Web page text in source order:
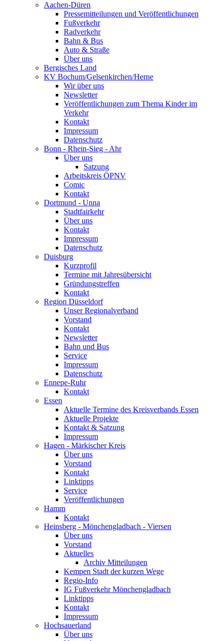
Aachen-Düren
Pressemitteilungen und Veröffentlichungen
Fußverkehr
Radverkehr
Bahn & Bus
Auto & Straße
Über uns
Bergisches Land
KV Bochum/Gelsenkirchen/Herne
Wir über uns
Newsletter
Veröffentlichungen zum Thema Kinder im
Verkehr
Kontakt
Impressum
Datenschutz
Bonn - Rhein-Sieg - Ahr
Über uns
Satzung
Arbeitskreis ÖPNV
Comic
Kontakt
Dortmund - Unna
Stadtfairkehr
Über uns
Kontakt
Impressum
Datenschutz
Duisburg
Kurzprofil
Termine mit Jahresübersicht
Gründungstreffen
Kontakt
Region Düsseldorf
Unser Regionalverband
Vorstand
Kontakt
Newsletter
Bahn und Bus
Service
Impressum
Datenschutz
Ennepe-Ruhr
Kontakt
Essen
Aktuelle Termine des Kreisverbands Essen
Aktuelle Projekte
Kontakt & Satzung
Impressum
Hagen - Märkischer Kreis
Über uns
Vorstand
Kontakt
Linktipps
Service
Veröffentlichungen
Hamm
Kontakt
Heinsberg - Mönchengladbach - Viersen
Über uns
Vorstand
Aktuelles
Archiv Mitteilungen
Kempen Stadt der kurzen Wege
Regio-Info
IG Fußverkehr Mönchengladbach
Linktipps
Kontakt
Impressum
Hochsauerland
Über uns